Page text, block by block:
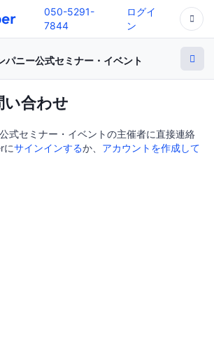
050-5291-
7844
ログイ
ン
パニー公式セミナー・イベント
い合わせ
式セミナー・イベントの主催者に直接連絡
にサインインするか、 アカウントを作成して